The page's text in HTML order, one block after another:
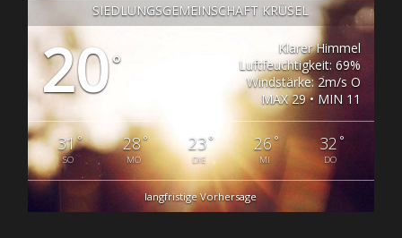
SIEDLUNGSGEMEINSCHAFT KRÜSEL
20°
Klarer Himmel
Luftfeuchtigkeit: 69%
Windstärke: 2m/s O
MAX 29 • MIN 11
31°
SO
28°
MO
23°
DIE
26°
MI
32 °
DO
langfristige Vorhersage